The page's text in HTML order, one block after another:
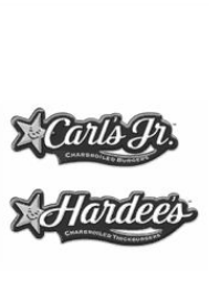
Ver más